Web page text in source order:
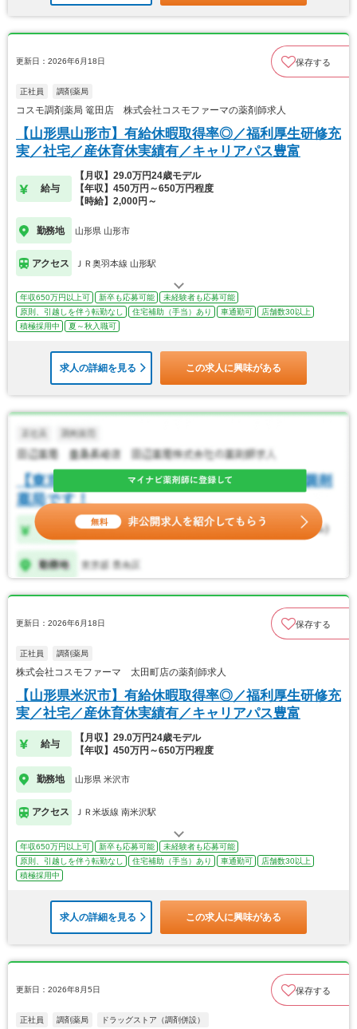
更新日：2026年6月18日 保存する
正社員 調剤薬局
コスモ調剤薬局 篭田店 株式会社コスモファーマの薬剤師求人
【山形県山形市】有給休暇取得率◎／福利厚生研修充
実／社宅／産休育休実績有／キャリアパス豊富
給与
【月収】29.0万円24歳モデル
【年収】450万円～650万円程度
【時給】2,000円～
勤務地 山形県 山形市
アクセス ＪＲ奥羽本線 山形駅
年収650万円以上可 新卒も応募可能
未経験者も応募可能
原則、引越しを伴う転勤なし
住宅補助（手当）あり 車通勤可
店舗数30以上
積極採用中
夏～秋入職可
求人の詳細を見る この求人に興味がある
更新日：2026年6月18日 保存する
正社員 調剤薬局
株式会社コスモファーマ 太田町店の薬剤師求人
【山形県米沢市】有給休暇取得率◎／福利厚生研修充
実／社宅／産休育休実績有／キャリアパス豊富
給与
【月収】29.0万円24歳モデル
【年収】450万円～650万円程度
勤務地 山形県 米沢市
アクセス ＪＲ米坂線 南米沢駅
年収650万円以上可 新卒も応募可能
未経験者も応募可能
原則、引越しを伴う転勤なし
住宅補助（手当）あり 車通勤可
店舗数30以上
積極採用中
求人の詳細を見る この求人に興味がある
更新日：2026年8月5日 保存する
正社員 調剤薬局 ドラッグストア（調剤併設）